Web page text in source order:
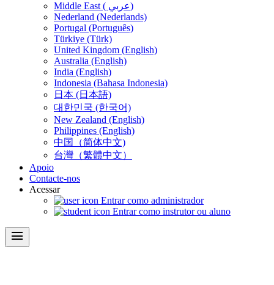
Middle East ( عربي)
Nederland (Nederlands)
Portugal (Português)
Türkiye (Türk)
United Kingdom (English)
Australia (English)
India (English)
Indonesia (Bahasa Indonesia)
日本 (日本語)
대한민국 (한국어)
New Zealand (English)
Philippines (English)
中国（简体中文)
台灣（繁體中文）
Apoio
Contacte-nos
Acessar
Entrar como administrador
Entrar como instrutor ou aluno
menu